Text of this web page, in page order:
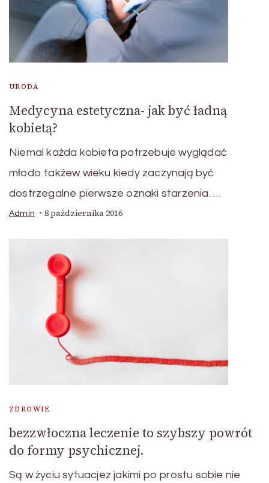
URODA
Medycyna estetyczna- jak być ładną
kobietą?
Niemal każda kobieta potrzebuje wyglądać
młodo takżew wieku kiedy zaczynają być
dostrzegalne pierwsze oznaki starzenia. …
Admin 8 października 2016
ZDROWIE
bezzwłoczna leczenie to szybszy powrót
do formy psychicznej.
Są w życiu sytuacjez jakimi po prostu sobie nie